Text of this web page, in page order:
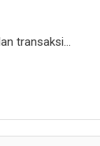
transaksi…